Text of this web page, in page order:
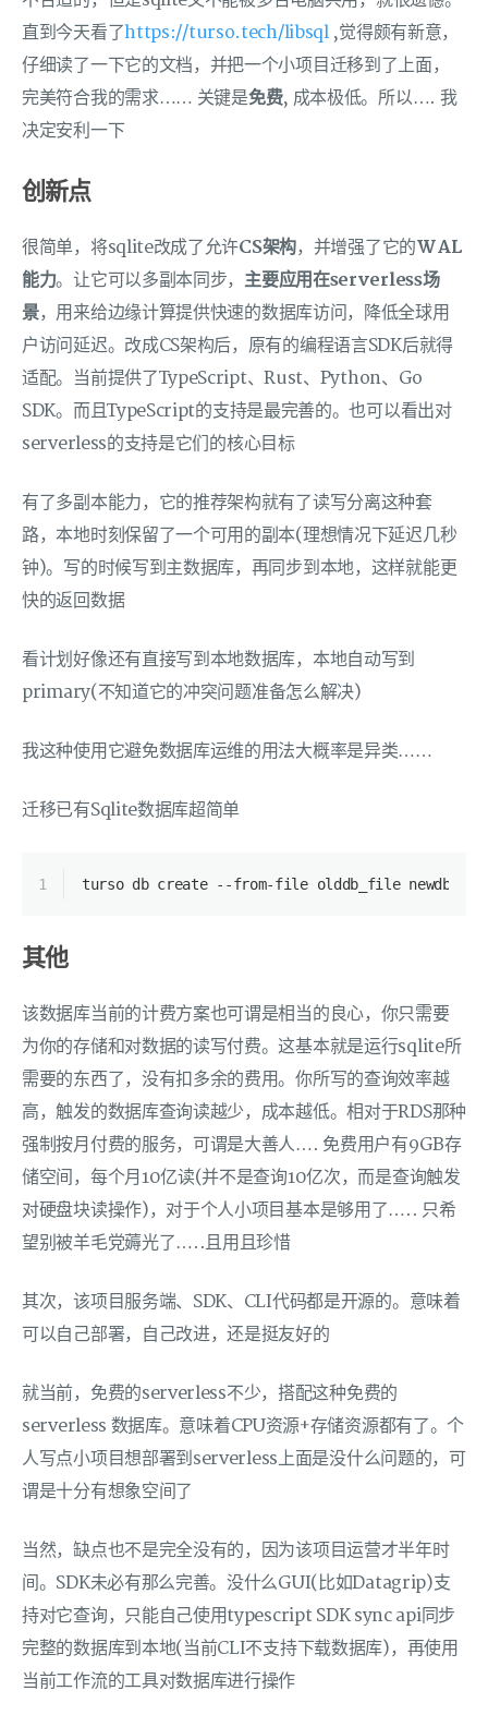
直到今天看了https://turso.tech/libsql,觉得颇有新意，
仔细读了一下它的文档，并把一个小项目迁移到了上面，
完美符合我的需求…… 关键是免费, 成本极低。所以…. 我
决定安利一下
创新点
很简单，将sqlite改成了允许CS架构，并增强了它的WAL
能力。让它可以多副本同步， 主要应用在serverless场
景，用来给边缘计算提供快速的数据库访问，降低全球用
户访问延迟。改成CS架构后，原有的编程语言SDK后就得
适配。当前提供了TypeScript、Rust、Python、Go
SDK。而且TypeScript的支持是最完善的。也可以看出对
serverless的支持是它们的核心目标
有了多副本能力，它的推荐架构就有了读写分离这种套
路，本地时刻保留了一个可用的副本(理想情况下延迟几秒
钟)。写的时候写到主数据库，再同步到本地，这样就能更
快的返回数据
看计划好像还有直接写到本地数据库，本地自动写到
primary(不知道它的冲突问题准备怎么解决)
我这种使用它避免数据库运维的用法大概率是异类……
迁移已有Sqlite数据库超简单
1 turso db create --from-file olddb_file newdb
其他
该数据库当前的计费方案也可谓是相当的良心，你只需要
为你的存储和对数据的读写付费。这基本就是运行sqlite所
需要的东西了，没有扣多余的费用。你所写的查询效率越
高，触发的数据库查询读越少，成本越低。相对于RDS那种
强制按月付费的服务，可谓是大善人…. 免费用户有9GB存
储空间，每个月10亿读(并不是查询10亿次，而是查询触发
对硬盘块读操作)，对于个人小项目基本是够用了….. 只希
望别被羊毛党薅光了…..且用且珍惜
其次，该项目服务端、SDK、CLI代码都是开源的。意味着
可以自己部署，自己改进，还是挺友好的
就当前，免费的serverless不少，搭配这种免费的
serverless 数据库。意味着CPU资源+存储资源都有了。个
人写点小项目想部署到serverless上面是没什么问题的，可
谓是十分有想象空间了
当然，缺点也不是完全没有的，因为该项目运营才半年时
间。SDK未必有那么完善。没什么GUI(比如Datagrip)支
持对它查询，只能自己使用typescript SDK sync api同步
完整的数据库到本地(当前CLI不支持下载数据库)，再使用
当前工作流的工具对数据库进行操作